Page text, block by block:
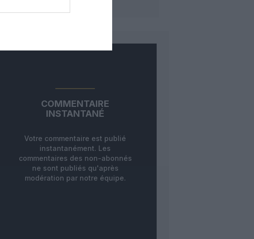
COMMENTAIRE
INSTANTANÉ
Votre commentaire est publié
instantanément. Les
commentaires des non-abonnés
ne sont publiés qu'après
modération par notre équipe.